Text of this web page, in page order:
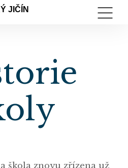
JIČÍN
škola znovu zřízena už